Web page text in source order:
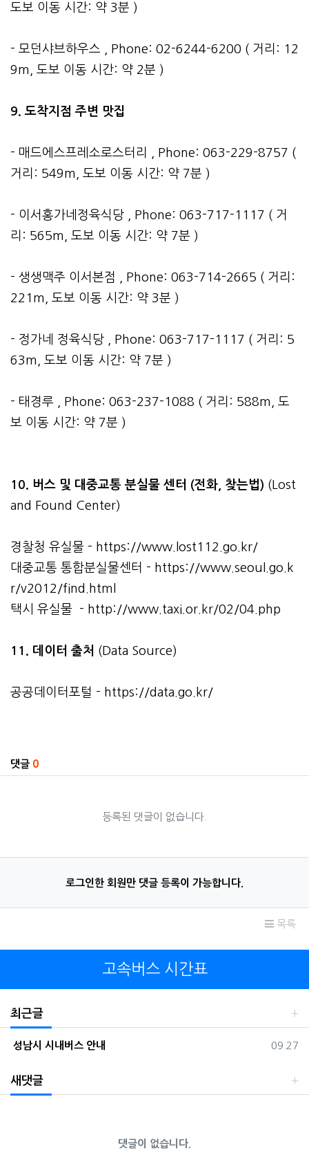
도보 이동 시간: 약 3분 )
- 모던샤브하우스 , Phone: 02-6244-6200 ( 거리: 12
9m, 도보 이동 시간: 약 2분 )
9. 도착지점 주변 맛집
- 매드에스프레소로스터리 , Phone: 063-229-8757 (
거리: 549m, 도보 이동 시간: 약 7분 )
- 이서홍가네정육식당 , Phone: 063-717-1117 ( 거
리: 565m, 도보 이동 시간: 약 7분 )
- 생생맥주 이서본점 , Phone: 063-714-2665 ( 거리:
221m, 도보 이동 시간: 약 3분 )
- 정가네 정육식당 , Phone: 063-717-1117 ( 거리: 5
63m, 도보 이동 시간: 약 7분 )
- 태경루 , Phone: 063-237-1088 ( 거리: 588m, 도
보 이동 시간: 약 7분 )
10. 버스 및 대중교통 분실물 센터 (전화, 찾는법) (Lost
and Found Center)
경찰청 유실물 - https://www.lost112.go.kr/
대중교통 통합분실물센터 - https://www.seoul.go.k
r/v2012/find.html
택시 유실물 - http://www.taxi.or.kr/02/04.php
11. 데이터 출처 (Data Source)
공공데이터포털 - https://data.go.kr/
댓글 0
등록된 댓글이 없습니다.
로그인한 회원만 댓글 등록이 가능합니다.
목록
고속버스 시간표
최근글
등록일
09.27
성남시 시내버스 안내
새댓글
댓글이 없습니다.